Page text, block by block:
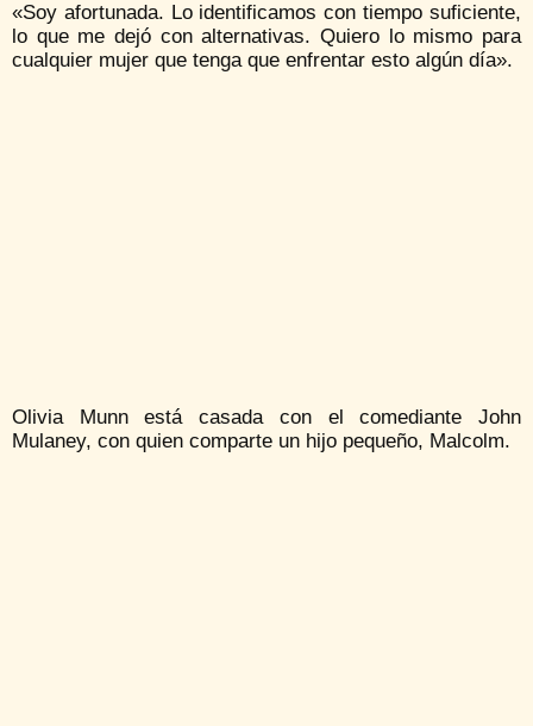
«Soy afortunada. Lo identificamos con tiempo suficiente,
lo que me dejó con alternativas. Quiero lo mismo para
cualquier mujer que tenga que enfrentar esto algún día».
Olivia Munn está casada con el comediante John
Mulaney, con quien comparte un hijo pequeño, Malcolm.